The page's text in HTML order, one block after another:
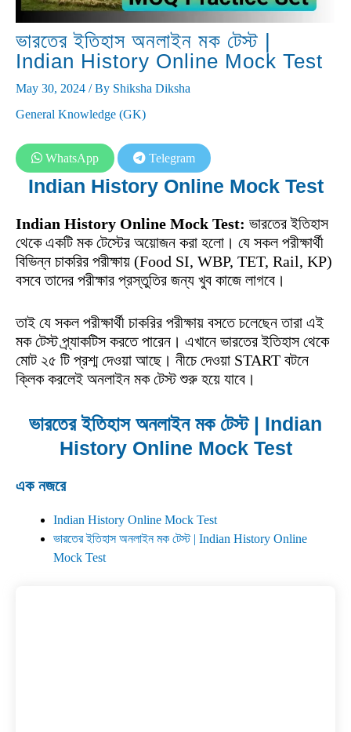
ভারতের ইতিহাস অনলাইন মক টেস্ট |
Indian History Online Mock Test
May 30, 2024 / By Shiksha Diksha
General Knowledge (GK)
WhatsApp Telegram
Indian History Online Mock Test
Indian History Online Mock Test: ভারতের ইতিহাস
থেকে একটি মক টেস্টের অয়োজন করা হলো। যে সকল পরীক্ষার্থী
বিভিন্ন চাকরির পরীক্ষায় (Food SI, WBP, TET, Rail, KP)
বসবে তাদের পরীক্ষার প্রস্তুতির জন্য খুব কাজে লাগবে।
তাই যে সকল পরীক্ষার্থী চাকরির পরীক্ষায় বসতে চলেছেন তারা এই
মক টেস্ট প্র্যাকটিস করতে পারেন। এখানে ভারতের ইতিহাস থেকে
মোট ২৫ টি প্রশ্ম দেওয়া আছে। নীচে দেওয়া START বটনে
ক্লিক করলেই অনলাইন মক টেস্ট শুরু হয়ে যাবে।
ভারতের ইতিহাস অনলাইন মক টেস্ট | Indian
History Online Mock Test
এক নজরে
Indian History Online Mock Test
ভারতের ইতিহাস অনলাইন মক টেস্ট | Indian History Online
Mock Test